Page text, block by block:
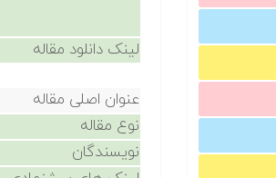
لینک دانلود مقاله
عنوان اصلی مقاله
نوع مقاله
نویسندگان